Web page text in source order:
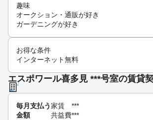
趣味
オークション・通販が好き
ガーデニングが好き
お得な条件
インターネット無料
エスポワール喜多見 ***号室の賃貸
毎月支払う
金額
家賃
***
共益費***